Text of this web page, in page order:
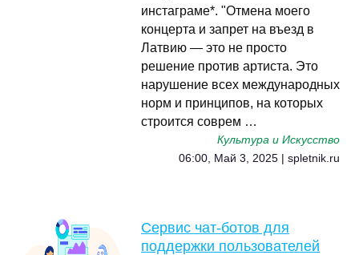
инстаграме*. "Отмена моего
концерта и запрет на въезд в
Латвию — это не просто
решение против артиста. Это
нарушение всех международных
норм и принципов, на которых
строится соврем …
Культура и Искусство
06:00, Май 3, 2025 | spletnik.ru
Сервис чат‑ботов для
поддержки пользователей